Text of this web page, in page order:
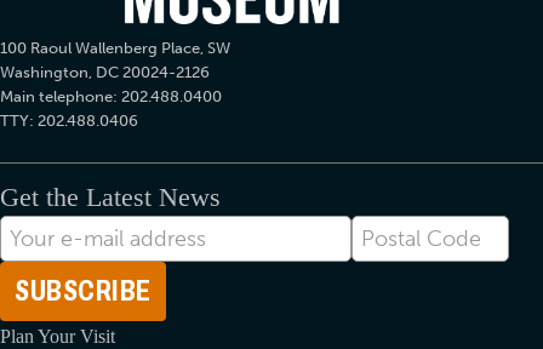
100 Raoul Wallenberg Place, SW
Washington, DC 20024-2126
Main telephone: 202.488.0400
TTY: 202.488.0406
Get the Latest News
Correo
electrónico
Postal
Code
Plan Your Visit